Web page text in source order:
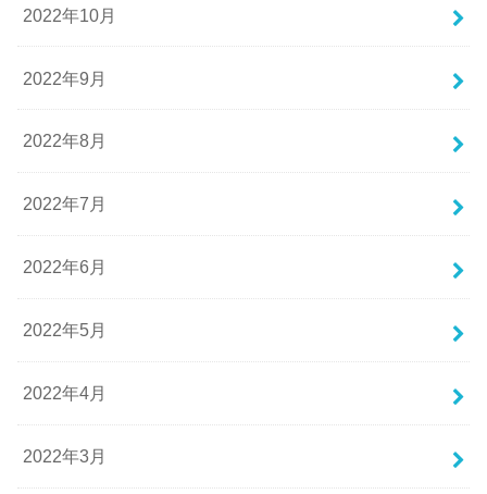
2022年10月
2022年9月
2022年8月
2022年7月
2022年6月
2022年5月
2022年4月
2022年3月